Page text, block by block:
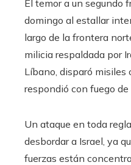
El temor a un segundo
domingo al estallar
largo de la frontera
milicia respaldada por
Líbano, disparó misiles
respondió con fuego
Un ataque en toda
desbordar a Israel, ya
fuerzas están